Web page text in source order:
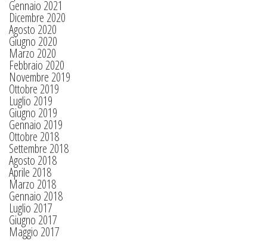
Gennaio 2021
Dicembre 2020
Agosto 2020
Giugno 2020
Marzo 2020
Febbraio 2020
Novembre 2019
Ottobre 2019
Luglio 2019
Giugno 2019
Gennaio 2019
Ottobre 2018
Settembre 2018
Agosto 2018
Aprile 2018
Marzo 2018
Gennaio 2018
Luglio 2017
Giugno 2017
Maggio 2017